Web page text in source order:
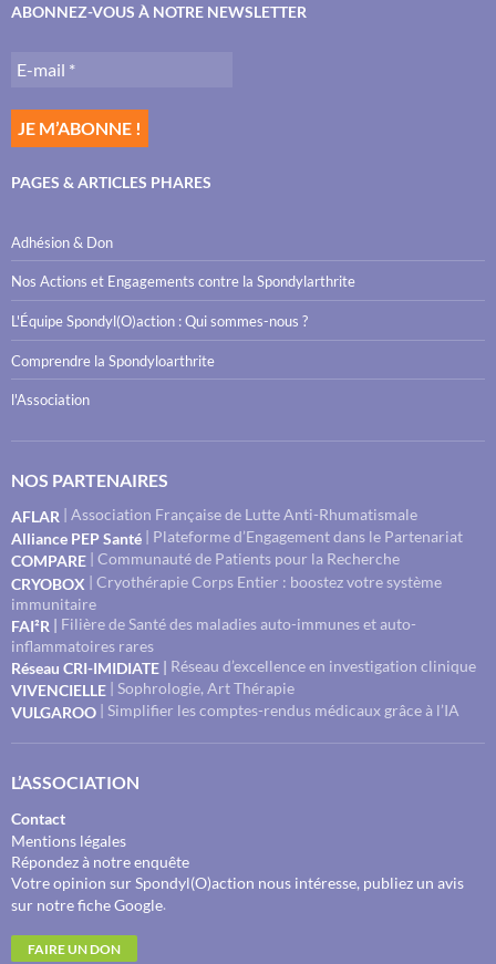
ABONNEZ-VOUS À NOTRE NEWSLETTER
PAGES & ARTICLES PHARES
Adhésion & Don
Nos Actions et Engagements contre la Spondylarthrite
L'Équipe Spondyl(O)action : Qui sommes-nous ?
Comprendre la Spondyloarthrite
l'Association
NOS PARTENAIRES
AFLAR | Association Française de Lutte Anti-Rhumatismale
Alliance PEP Santé | Plateforme d’Engagement dans le Partenariat
COMPARE | Communauté de Patients pour la Recherche
CRYOBOX | Cryothérapie Corps Entier : boostez votre système
immunitaire
FAI²R | Filière de Santé des maladies auto-immunes et auto-
inflammatoires rares
Réseau CRI-IMIDIATE | Réseau d’excellence en investigation clinique
VIVENCIELLE | Sophrologie, Art Thérapie
VULGAROO | Simplifier les comptes-rendus médicaux grâce à l’IA
L’ASSOCIATION
Contact
Mentions légales
Répondez à notre enquête
Votre opinion sur Spondyl(O)action nous intéresse, publiez un avis
sur notre fiche Google.
FAIRE UN DON